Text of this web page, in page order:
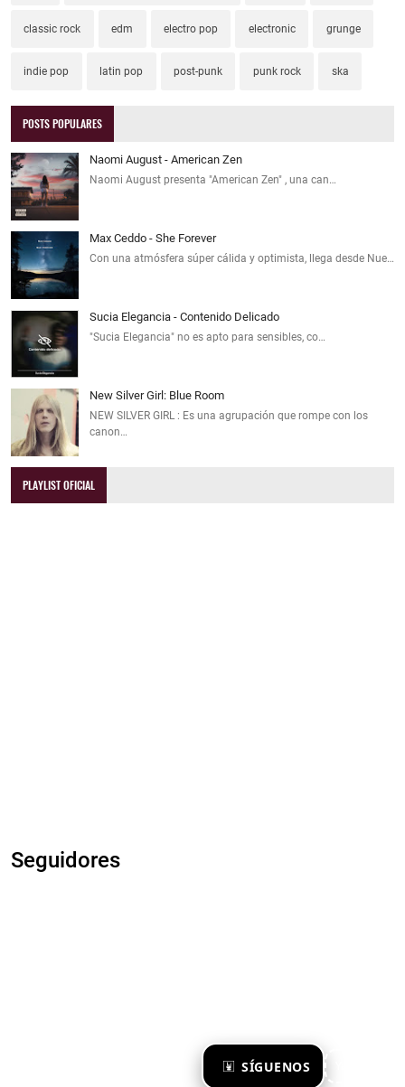
SÍGUENOS
classic rock edm electro pop electronic grunge
indie pop latin pop post-punk punk rock ska
POSTS POPULARES
Naomi August - American Zen
Naomi August presenta "American Zen" , una can…
Max Ceddo - She Forever
Con una atmósfera súper cálida y optimista, llega desde Nue…
Sucia Elegancia - Contenido Delicado
"Sucia Elegancia" no es apto para sensibles, co…
New Silver Girl: Blue Room
NEW SILVER GIRL : Es una agrupación que rompe con los
canon…
PLAYLIST OFICIAL
Seguidores